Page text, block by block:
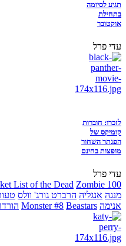
תגיע לסיומה
בתחילת
אוקטובר
עדי פרל
לזכרו: חוברות
קומיקס של
הפנתר השחור
מופצות בחינם
עדי פרל
List of the Dead Zombie 100
מנגה אנגליה הרברט גורג' וולס
אנימה
Monster #8 Beastars